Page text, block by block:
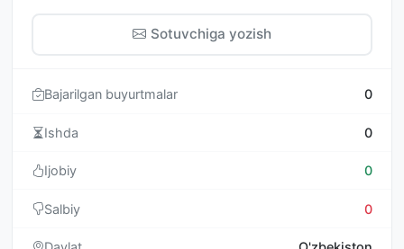
Sotuvchiga yozish
Bajarilgan buyurtmalar 0
Ishda 0
Ijobiy 0
Salbiy 0